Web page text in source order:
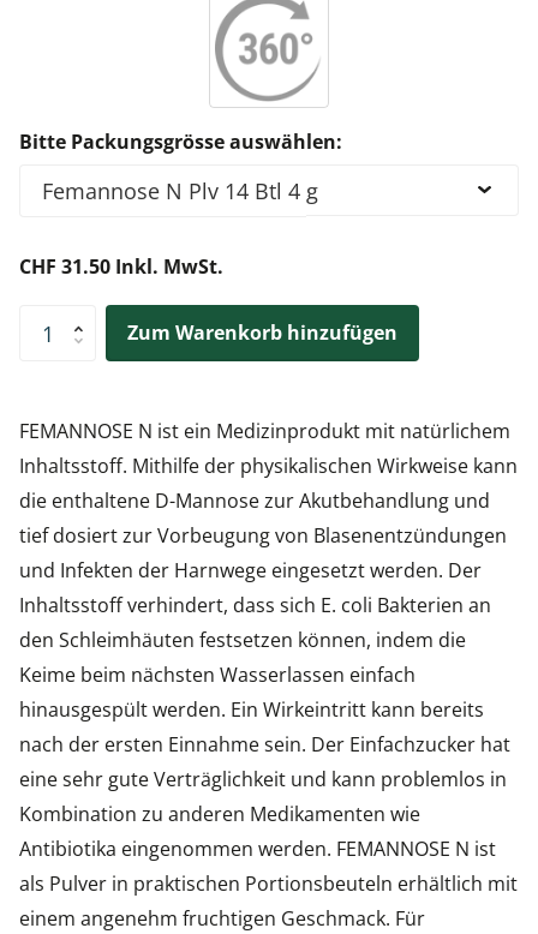
Bitte Packungsgrösse auswählen:
CHF 31.50 Inkl. MwSt.
Zum Warenkorb hinzufügen
FEMANNOSE N ist ein Medizinprodukt mit natürlichem
Inhaltsstoff. Mithilfe der physikalischen Wirkweise kann
die enthaltene D-Mannose zur Akutbehandlung und
tief dosiert zur Vorbeugung von Blasenentzündungen
und Infekten der Harnwege eingesetzt werden. Der
Inhaltsstoff verhindert, dass sich E. coli Bakterien an
den Schleimhäuten festsetzen können, indem die
Keime beim nächsten Wasserlassen einfach
hinausgespült werden. Ein Wirkeintritt kann bereits
nach der ersten Einnahme sein. Der Einfachzucker hat
eine sehr gute Verträglichkeit und kann problemlos in
Kombination zu anderen Medikamenten wie
Antibiotika eingenommen werden. FEMANNOSE N ist
als Pulver in praktischen Portionsbeuteln erhältlich mit
einem angenehm fruchtigen Geschmack. Für